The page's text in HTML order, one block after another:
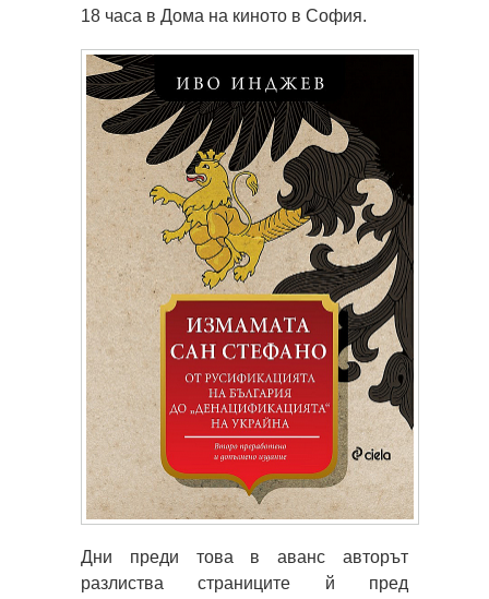
18 часа в Дома на киното в София.
Дни преди това в аванс авторът
разлиства страниците й пред